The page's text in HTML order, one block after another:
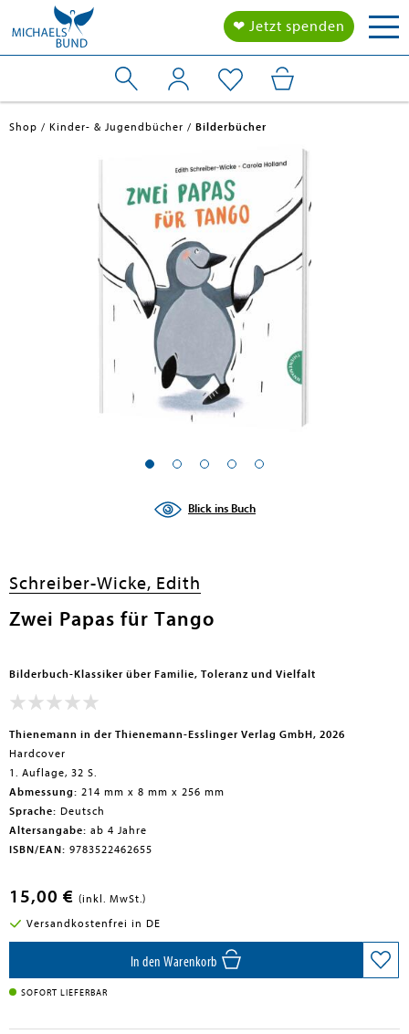
❤ Jetzt spenden
Shop Kinder- & Jugendbücher Bilderbücher
Blick ins Buch
Schreiber-Wicke, Edith
Zwei Papas für Tango
Bilderbuch-Klassiker über Familie, Toleranz und Vielfalt
Thienemann in der Thienemann-Esslinger Verlag GmbH, 2026
Hardcover
1. Auflage, 32 S.
Abmessung: 214 mm x 8 mm x 256 mm
Sprache: Deutsch
Altersangabe: ab 4 Jahre
ISBN/EAN: 9783522462655
15,00 € (inkl. MwSt.)
Versandkostenfrei in DE
In den Warenkorb
SOFORT LIEFERBAR